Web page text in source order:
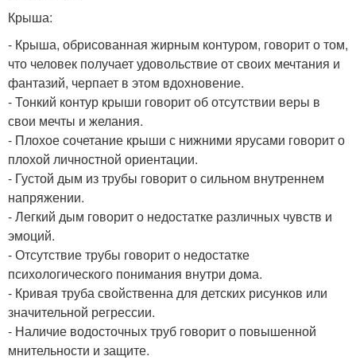
Крыша:
- Крыша, обрисованная жирным контуром, говорит о том,
что человек получает удовольствие от своих мечтания и
фантазий, черпает в этом вдохновение.
- Тонкий контур крыши говорит об отсутствии веры в
свои мечты и желания.
- Плохое сочетание крыши с нижними ярусами говорит о
плохой личностной ориентации.
- Густой дым из трубы говорит о сильном внутреннем
напряжении.
- Легкий дым говорит о недостатке различных чувств и
эмоций.
- Отсутствие трубы говорит о недостатке
психологического понимания внутри дома.
- Кривая труба свойственна для детских рисунков или
значительной регрессии.
- Наличие водосточных труб говорит о повышенной
мнительности и защите.